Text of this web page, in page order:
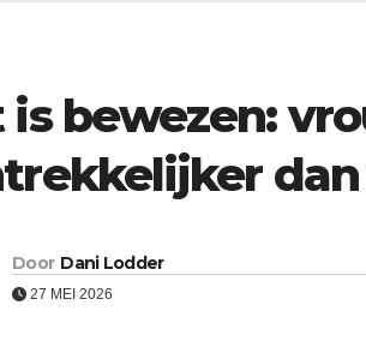
is bewezen:
Door Dani Lodder
27 MEI 2026